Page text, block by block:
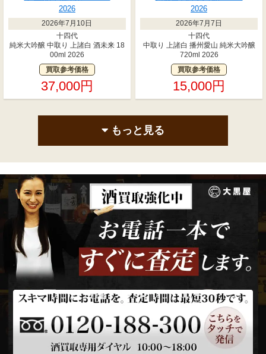
2026年7月10日
十四代
純米大吟醸 中取り 上諸白 酒未来 18
00ml 2026
買取参考価格
37,000円
2026年7月7日
十四代
中取り 上諸白 播州愛山 純米大吟醸
720ml 2026
買取参考価格
15,000円
もっと見る